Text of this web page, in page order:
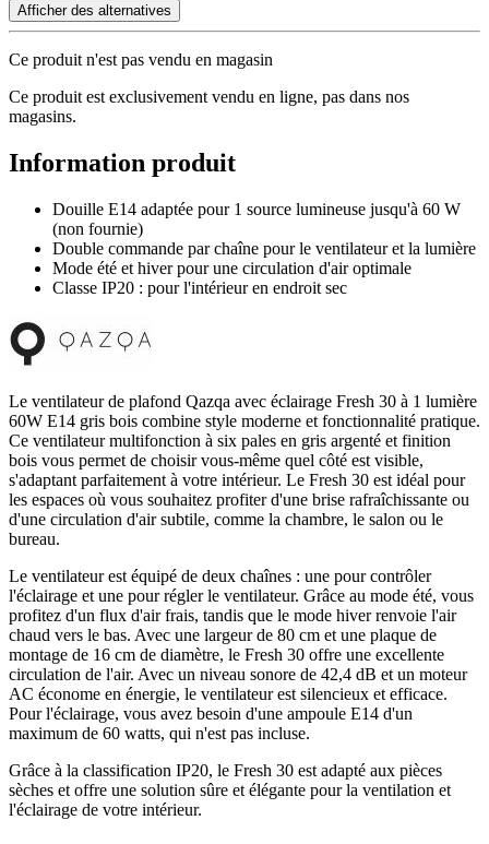
Afficher des alternatives
Ce produit n'est pas vendu en magasin
Ce produit est exclusivement vendu en ligne, pas dans nos
magasins.
Information produit
Douille E14 adaptée pour 1 source lumineuse jusqu'à 60 W
(non fournie)
Double commande par chaîne pour le ventilateur et la lumière
Mode été et hiver pour une circulation d'air optimale
Classe IP20 : pour l'intérieur en endroit sec
Le ventilateur de plafond Qazqa avec éclairage Fresh 30 à 1 lumière
60W E14 gris bois combine style moderne et fonctionnalité pratique.
Ce ventilateur multifonction à six pales en gris argenté et finition
bois vous permet de choisir vous-même quel côté est visible,
s'adaptant parfaitement à votre intérieur. Le Fresh 30 est idéal pour
les espaces où vous souhaitez profiter d'une brise rafraîchissante ou
d'une circulation d'air subtile, comme la chambre, le salon ou le
bureau.
Le ventilateur est équipé de deux chaînes : une pour contrôler
l'éclairage et une pour régler le ventilateur. Grâce au mode été, vous
profitez d'un flux d'air frais, tandis que le mode hiver renvoie l'air
chaud vers le bas. Avec une largeur de 80 cm et une plaque de
montage de 16 cm de diamètre, le Fresh 30 offre une excellente
circulation de l'air. Avec un niveau sonore de 42,4 dB et un moteur
AC économe en énergie, le ventilateur est silencieux et efficace.
Pour l'éclairage, vous avez besoin d'une ampoule E14 d'un
maximum de 60 watts, qui n'est pas incluse.
Grâce à la classification IP20, le Fresh 30 est adapté aux pièces
sèches et offre une solution sûre et élégante pour la ventilation et
l'éclairage de votre intérieur.